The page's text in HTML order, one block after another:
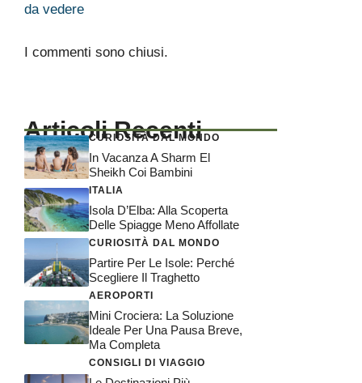
da vedere
I commenti sono chiusi.
Articoli Recenti
CURIOSITÀ DAL MONDO
In Vacanza A Sharm El
Sheikh Coi Bambini
ITALIA
Isola D’Elba: Alla Scoperta
Delle Spiagge Meno Affollate
CURIOSITÀ DAL MONDO
Partire Per Le Isole: Perché
Scegliere Il Traghetto
AEROPORTI
Mini Crociera: La Soluzione
Ideale Per Una Pausa Breve,
Ma Completa
CONSIGLI DI VIAGGIO